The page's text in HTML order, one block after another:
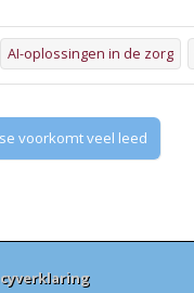
AI-oplossingen in de zorg
voorkomt veel leed